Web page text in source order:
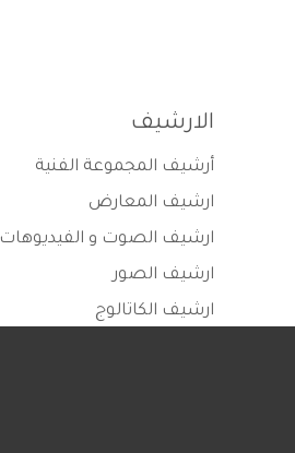
الارشيف
أرشيف المجموعة الفنية
ارشيف المعارض
ارشيف الصوت و الفيديوهات
ارشيف الصور
ارشيف الكاتالوج